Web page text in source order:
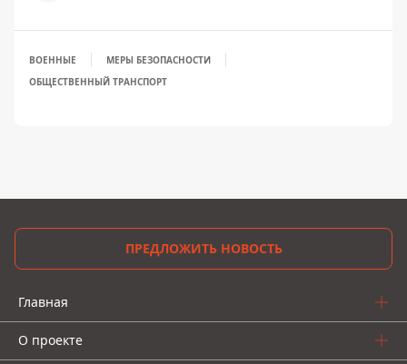
ВОЕННЫЕ
МЕРЫ БЕЗОПАСНОСТИ
ОБЩЕСТВЕННЫЙ ТРАНСПОРТ
ПРЕДЛОЖИТЬ НОВОСТЬ
Главная
О проекте